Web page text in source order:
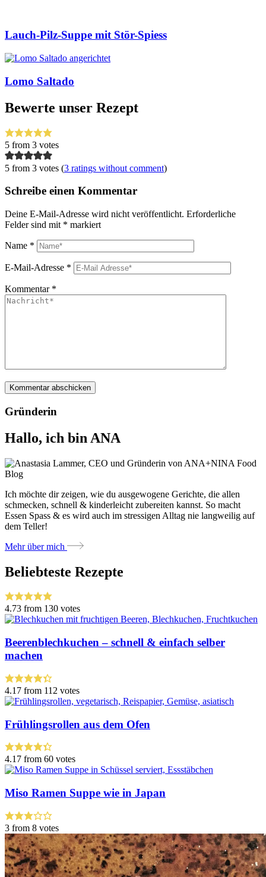
Lauch-Pilz-Suppe mit Stör-Spiess
Lomo Saltado
Bewerte unser Rezept
5 from 3 votes
5 from 3 votes (3 ratings without comment)
Schreibe einen Kommentar
Deine E-Mail-Adresse wird nicht veröffentlicht. Erforderliche
Felder sind mit * markiert
Name *
E-Mail-Adresse *
Kommentar *
Gründerin
Hallo, ich bin ANA
Ich möchte dir zeigen, wie du ausgewogene Gerichte, die allen
schmecken, schnell & kinderleicht zubereiten kannst. So macht
Essen Spass & es wird auch im stressigen Alltag nie langweilig auf
dem Teller!
Mehr über mich
Beliebteste Rezepte
4.73 from 130 votes
Beeren­blechkuchen – schnell & einfach selber
machen
4.17 from 112 votes
Frühlingsrollen aus dem Ofen
4.17 from 60 votes
Miso Ramen Suppe wie in Japan
3 from 8 votes